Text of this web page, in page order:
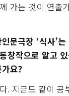
가는 것이 연출
문극장 ‘식사’
창작으로 알고
요?
. 지금도 같이 공